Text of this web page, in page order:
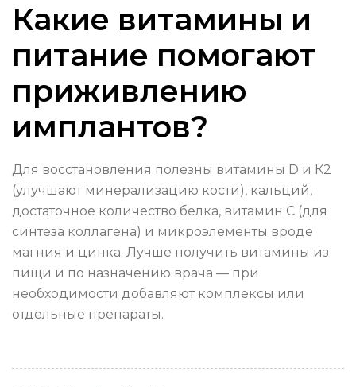
Какие витамины и
питание помогают
приживлению
имплантов?
Для восстановления полезны витамины D и К2
(улучшают минерализацию кости), кальций,
достаточное количество белка, витамин С (для
синтеза коллагена) и микроэлементы вроде
магния и цинка. Лучше получить витамины из
пищи и по назначению врача — при
необходимости добавляют комплексы или
отдельные препараты.